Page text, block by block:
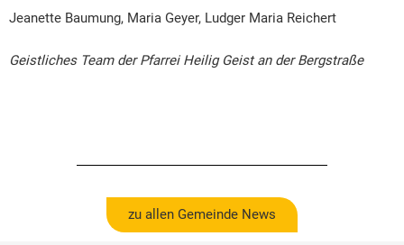
Jeanette Baumung, Maria Geyer, Ludger Maria Reichert
Geistliches Team der Pfarrei Heilig Geist an der Bergstraße
zu allen Gemeinde News